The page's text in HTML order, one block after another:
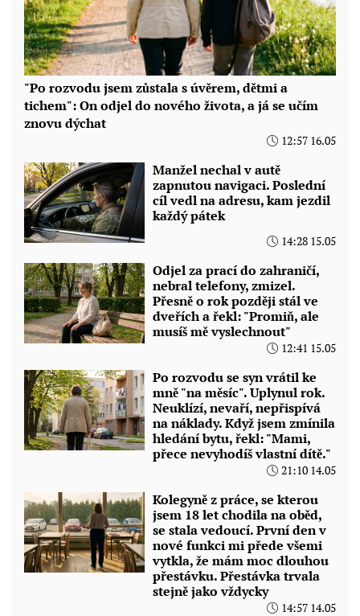
"Po rozvodu jsem zůstala s úvěrem, dětmi a
tichem": On odjel do nového života, a já se učím
znovu dýchat
12:57 16.05
Manžel nechal v autě
zapnutou navigaci. Poslední
cíl vedl na adresu, kam jezdil
každý pátek
14:28 15.05
Odjel za prací do zahraničí,
nebral telefony, zmizel.
Přesně o rok později stál ve
dveřích a řekl: "Promiň, ale
musíš mě vyslechnout"
12:41 15.05
Po rozvodu se syn vrátil ke
mně "na měsíc". Uplynul rok.
Neuklízí, nevaří, nepřispívá
na náklady. Když jsem zmínila
hledání bytu, řekl: "Mami,
přece nevyhodíš vlastní dítě."
21:10 14.05
Kolegyně z práce, se kterou
jsem 18 let chodila na oběd,
se stala vedoucí. První den v
nové funkci mi přede všemi
vytkla, že mám moc dlouhou
přestávku. Přestávka trvala
stejně jako vždycky
14:57 14.05